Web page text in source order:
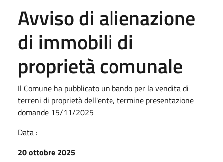
Avviso di alienazione
di immobili di
proprietà comunale
Il Comune ha pubblicato un bando per la vendita di
terreni di proprietà dell'ente, termine presentazione
domande 15/11/2025
Data :
20 ottobre 2025